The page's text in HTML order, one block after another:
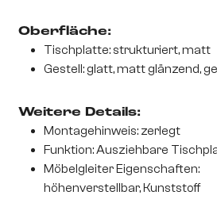
Oberfläche:
Tischplatte: strukturiert, matt
Gestell: glatt, matt glänzend,
Weitere Details:
Montagehinweis: zerlegt
Funktion: Ausziehbare
Möbelgleiter Eigenschaften:
höhenverstellbar, Kunststoff